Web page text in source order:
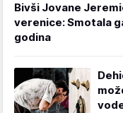
Bivši Jovane
verenice: Smotala
godina